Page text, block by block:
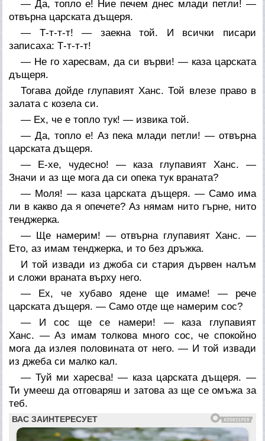
— Да, топло е! Ние печем днес млади петли! —
отвърна царската дъщеря.
— Т-т-т-т! — заекна той. И всички писари
записаха: Т-т-т-т!
— Не го харесвам, да си върви! — каза царската
дъщеря.
Тогава дойде глупавият Ханс. Той влезе право в
залата с козела си.
— Ех, че е топло тук! — извика той.
— Да, топло е! Аз пека млади петли! — отвърна
царската дъщеря.
— Е-хе, чудесно! — каза глупавият Ханс. —
Значи и аз ще мога да си опека тук враната?
— Моля! — каза царската дъщеря. — Само има
ли в какво да я опечете? Аз нямам нито гърне, нито
тенджерка.
— Ще намерим! — отвърна глупавият Ханс. —
Ето, аз имам тенджерка, и то без дръжка.
И той извади из джоба си стария дървен налъм
и сложи враната върху него.
— Ех, че хубаво ядене ще имаме! — рече
царската дъщеря. — Само отде ще намерим сос?
— И сос ще се намери! — каза глупавият
Ханс. — Аз имам толкова много сос, че спокойно
мога да излея половината от него. — И той извади
из джеба си малко кал.
— Туй ми харесва! — каза царската дъщеря. —
Ти умееш да отговаряш и затова аз ще се омъжа за
теб.